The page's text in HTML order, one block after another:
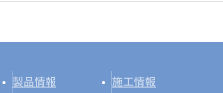
製品情報 施工情報